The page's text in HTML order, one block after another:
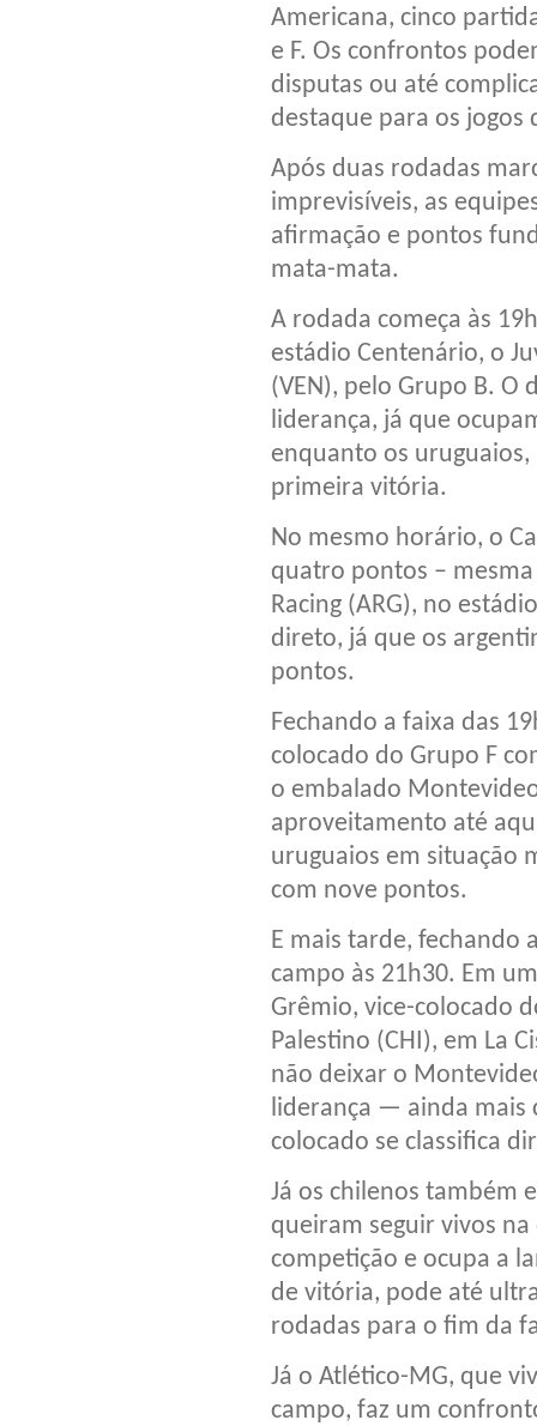
Americana, cinco
e F. Os confrontos
disputas ou até
destaque para os jogos
Após duas rodadas
imprevisíveis, as
afirmação e pontos
mata-mata.
A rodada começa às
estádio Centenário, o
(VEN), pelo Grupo B. O
liderança, já que
enquanto os
primeira vitória.
No mesmo horário, o
quatro pontos –
Racing (ARG), no
direto, já que os
pontos.
Fechando a faixa das
colocado do Grupo F
o embalado
aproveitamento até
uruguaios em situação
com nove pontos.
E mais tarde, fechando
campo às 21h30. Em
Grêmio, vice-colocado
Palestino (CHI), em La
não deixar o
liderança — ainda mais
colocado se classifica
Já os chilenos também
queiram seguir vivos
competição e ocupa a
de vitória, pode até
rodadas para o fim da
Já o Atlético-MG, que
campo, faz um